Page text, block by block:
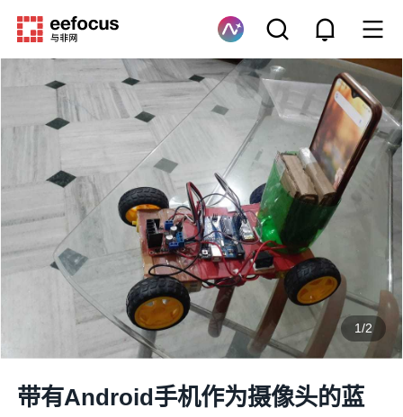
1/2
带有Android手机作为摄像头的蓝